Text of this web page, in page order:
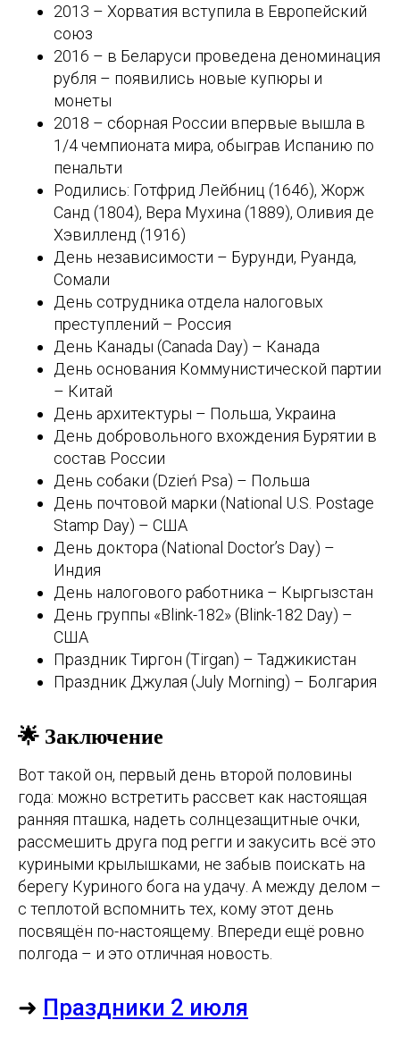
2013 – Хорватия вступила в Европейский
союз
2016 – в Беларуси проведена деноминация
рубля – появились новые купюры и
монеты
2018 – сборная России впервые вышла в
1/4 чемпионата мира, обыграв Испанию по
пенальти
Родились: Готфрид Лейбниц (1646), Жорж
Санд (1804), Вера Мухина (1889), Оливия де
Хэвилленд (1916)
День независимости – Бурунди, Руанда,
Сомали
День сотрудника отдела налоговых
преступлений – Россия
День Канады (Canada Day) – Канада
День основания Коммунистической партии
– Китай
День архитектуры – Польша, Украина
День добровольного вхождения Бурятии в
состав России
День собаки (Dzień Psa) – Польша
День почтовой марки (National U.S. Postage
Stamp Day) – США
День доктора (National Doctor’s Day) –
Индия
День налогового работника – Кыргызстан
День группы «Blink-182» (Blink-182 Day) –
США
Праздник Тиргон (Tirgan) – Таджикистан
Праздник Джулая (July Morning) – Болгария
🌟 Заключение
Вот такой он, первый день второй половины
года: можно встретить рассвет как настоящая
ранняя пташка, надеть солнцезащитные очки,
рассмешить друга под регги и закусить всё это
куриными крылышками, не забыв поискать на
берегу Куриного бога на удачу. А между делом –
с теплотой вспомнить тех, кому этот день
посвящён по-настоящему. Впереди ещё ровно
полгода – и это отличная новость.
➜ Праздники 2 июля